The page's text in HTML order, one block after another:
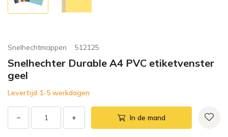
Snelhechtmappen 512125
Snelhechter Durable A4 PVC etiketvenster
geel
Levertijd 1-5 werkdagen
− + In de mand